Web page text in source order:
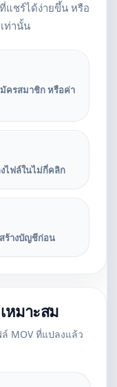
แชร์ได้ง่ายขึ้น หรือ
ท่านั้น
ครสมาชิก หรือค่า
ไฟล์ในไม่กี่คลิก
ร้างบัญชีก่อน
หมาะสม
MOV ที่แปลงแล้ว